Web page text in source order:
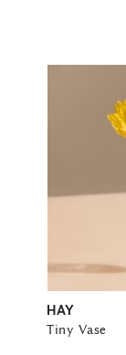
HAY
Tiny Vase